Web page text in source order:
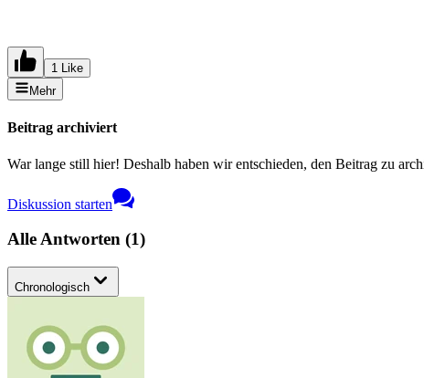
1 Like
Mehr
Beitrag archiviert
War lange still hier! Deshalb haben wir entschieden, den Beitrag zu
Diskussion starten
Alle Antworten (1)
Chronologisch